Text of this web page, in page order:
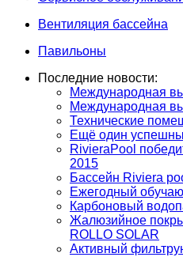
Вентиляция бассейна
Павильоны
Последние новости:
Международная
Международная
Технические
Ещё один
RivieraPool
2015
Бассейн Riviera
Ежегодный
Карбоновый
Жалюзийное
ROLLO SOLAR
Активный